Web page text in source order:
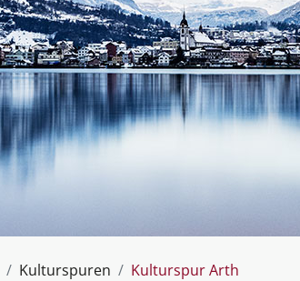
Kulturspuren Kulturspur Arth